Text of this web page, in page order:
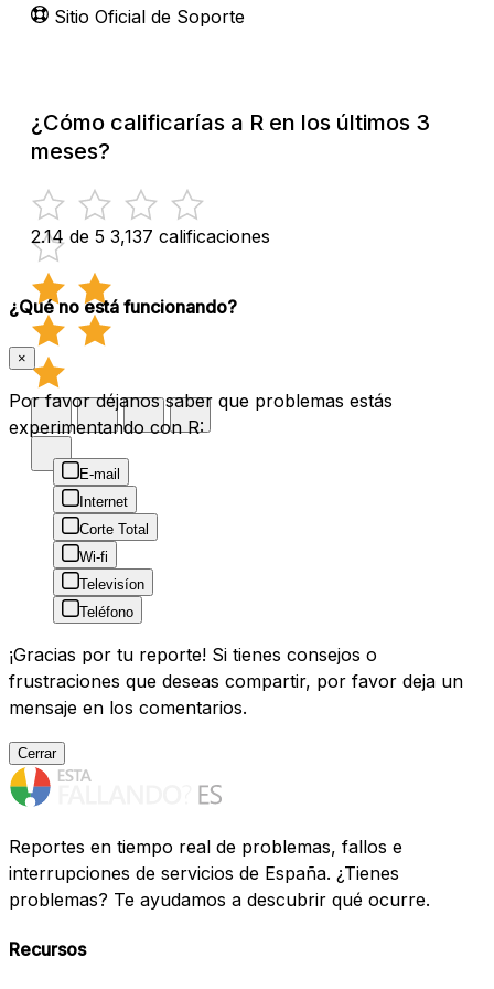
Sitio Oficial de Soporte
¿Cómo calificarías a R en los últimos 3
meses?
2.14 de 5 3,137 calificaciones
¿Qué no está funcionando?
×
Por favor déjanos saber que problemas estás
experimentando con R:
E-mail
Internet
Corte Total
Wi-fi
Televisíon
Teléfono
¡Gracias por tu reporte! Si tienes consejos o
frustraciones que deseas compartir, por favor deja un
mensaje en los comentarios.
Cerrar
Reportes en tiempo real de problemas, fallos e
interrupciones de servicios de España. ¿Tienes
problemas? Te ayudamos a descubrir qué ocurre.
Recursos